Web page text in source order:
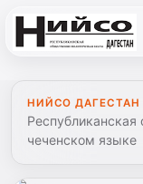
НИЙСО ДАГЕСТАН
Республиканская
чеченском языке